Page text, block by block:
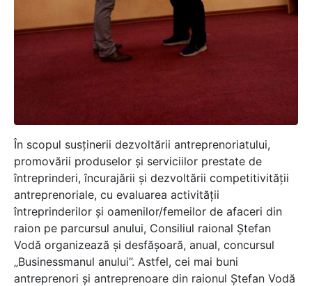
În scopul susținerii dezvoltării antreprenoriatului,
promovării produselor și serviciilor prestate de
întreprinderi, încurajării și dezvoltării competitivităţii
antreprenoriale, cu evaluarea activității
întreprinderilor și oamenilor/femeilor de afaceri din
raion pe parcursul anului, Consiliul raional Ștefan
Vodă organizează și desfășoară, anual, concursul
„Businessmanul anului”. Astfel, cei mai buni
antreprenori și antreprenoare din raionul Ștefan Vodă